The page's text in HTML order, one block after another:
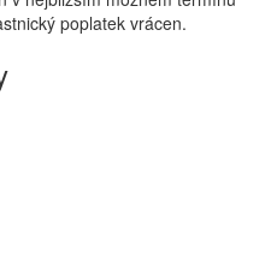
poplatek vrácen.